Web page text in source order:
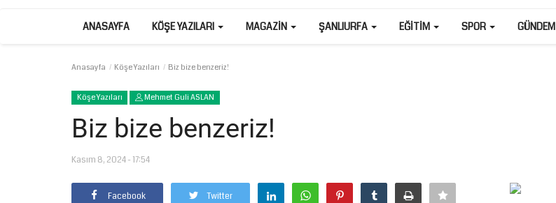
ANASAYFA KÖŞE YAZILARI MAGAZIN ŞANLIURFA EĞITIM SPOR GÜNDEM
Anasayfa Köşe Yazıları Biz bize benzeriz!
Köşe Yazıları Mehmet Guli ASLAN
Biz bize benzeriz!
Kasım 8, 2024 - 17:54
Facebook Twitter